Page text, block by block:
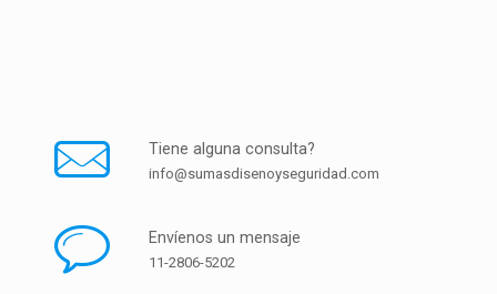
Tiene alguna consulta?
info@sumasdisenoyseguridad.com
Envíenos un mensaje
11-2806-5202